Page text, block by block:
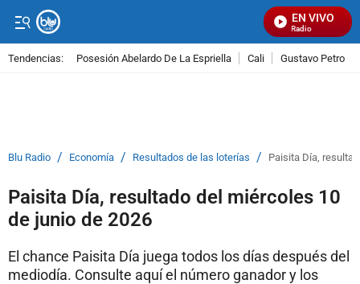
EN VIVO
Señal Visual Radio
Tendencias: Posesión Abelardo De La Espriella Cali Gustavo Petro
Blu Radio / Economía / Resultados de las loterías / Paisita Día,
Paisita Día, resultado del miércoles 10
de junio de 2026
El chance Paisita Día juega todos los días después del
mediodía. Consulte aquí el número ganador y los